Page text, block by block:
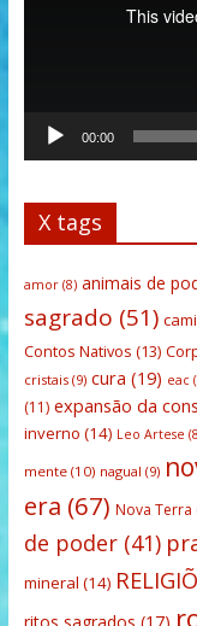
00:00
X tags
amor(8) animais de
sagrado (51)
Contos Nativos (13)
cristais(9) cura (19) eac
(11) expansão da
inverno (14) Leo Artese
mente(10) nagual (9)
era (67) Nova Terra
de poder(41)
mineral (14)